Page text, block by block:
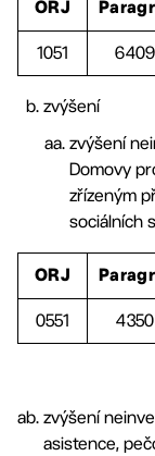
ORJ
1051 6409
zvýšení
zvýšení
Domovy
zřízeným
sociálních
ORJ
0551 4350
zvýšení
asistence,